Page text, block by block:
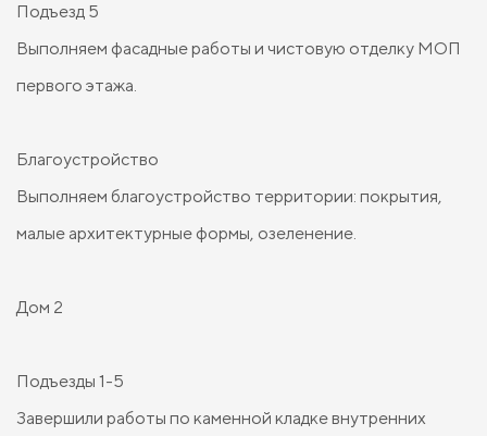
Подъезд 5
Выполняем фасадные работы и чистовую отделку МОП
первого этажа.
Благоустройство
Выполняем благоустройство территории: покрытия,
малые архитектурные формы, озеленение.
Дом 2
Подъезды 1-5
Завершили работы по каменной кладке внутренних